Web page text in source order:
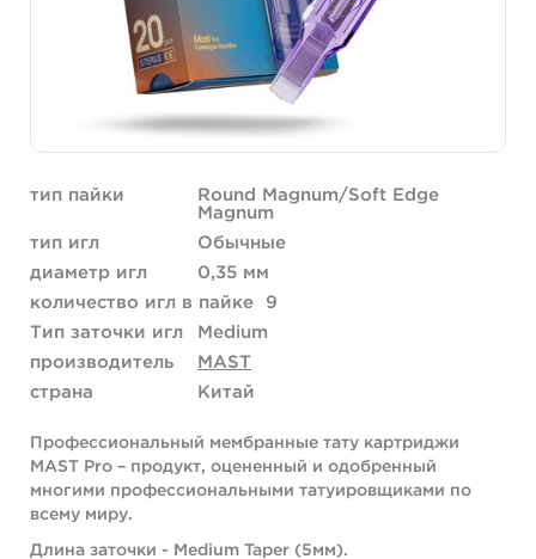
тип пайки
Round Magnum/Soft Edge
Magnum
тип игл
Обычные
диаметр игл
0,35 мм
количество игл в пайке
9
Тип заточки игл
Medium
производитель
MAST
страна
Китай
Профессиональный мембранные тату картриджи
MAST Pro – продукт, оцененный и одобренный
многими профессиональными татуировщиками по
всему миру.
Длина заточки - Medium Taper (5мм).